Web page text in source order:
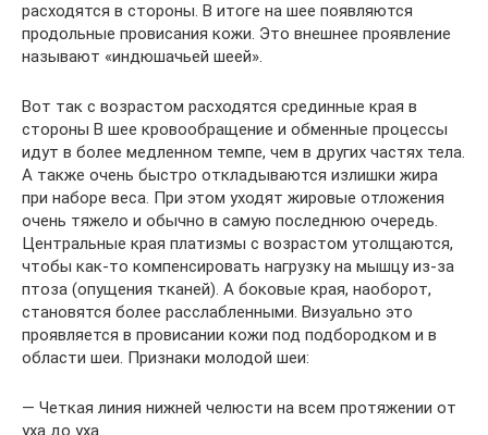
расходятся в стороны. В итоге на шее появляются
продольные провисания кожи. Это внешнее проявление
называют «индюшачьей шеей».
Вот так с возрастом расходятся срединные края в
стороны В шее кровообращение и обменные процессы
идут в более медленном темпе, чем в других частях тела.
А также очень быстро откладываются излишки жира
при наборе веса. При этом уходят жировые отложения
очень тяжело и обычно в самую последнюю очередь.
Центральные края платизмы с возрастом утолщаются,
чтобы как-то компенсировать нагрузку на мышцу из-за
птоза (опущения тканей). А боковые края, наоборот,
становятся более расслабленными. Визуально это
проявляется в провисании кожи под подбородком и в
области шеи. Признаки молодой шеи:
— Четкая линия нижней челюсти на всем протяжении от
уха до уха.